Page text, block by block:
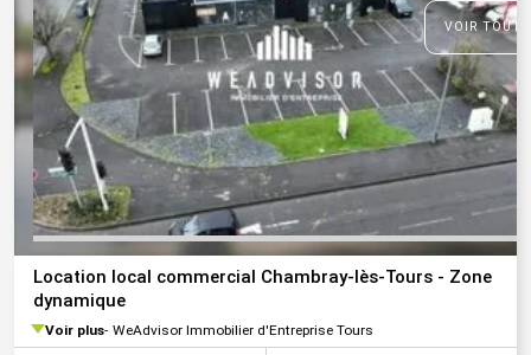
VOIR
Location local commercial Chambray-lès-Tours - Zone
dynamique
Voir plus WeAdvisor Immobilier d'Entreprise Tours